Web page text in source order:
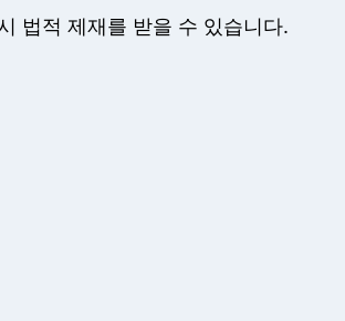
법적 제재를 받을 수 있습니다.